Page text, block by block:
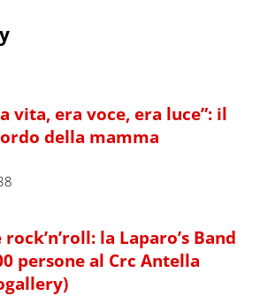
vita, era voce, era luce”: il
della mamma
la Laparo’s Band
persone al Crc Antella